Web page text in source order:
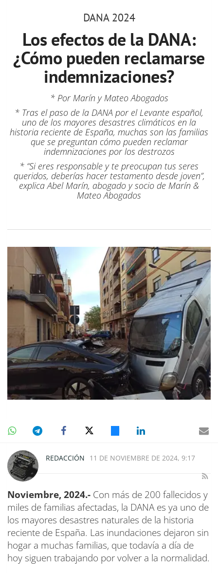
DANA 2024
Los efectos de la DANA:
¿Cómo pueden reclamarse
indemnizaciones?
* Por Marín y Mateo Abogados
* Tras el paso de la DANA por el Levante español,
uno de los mayores desastres climáticos en la
historia reciente de España, muchas son las familias
que se preguntan cómo pueden reclamar
indemnizaciones por los destrozos
* “Si eres responsable y te preocupan tus seres
queridos, deberías hacer testamento desde joven”,
explica Abel Marín, abogado y socio de Marín &
Mateo Abogados
REDACCIÓN 11 DE NOVIEMBRE DE 2024, 9:17
Noviembre, 2024.- Con más de 200 fallecidos y
miles de familias afectadas, la DANA es ya uno de
los mayores desastres naturales de la historia
reciente de España. Las inundaciones dejaron sin
hogar a muchas familias, que todavía a día de
hoy siguen trabajando por volver a la normalidad.